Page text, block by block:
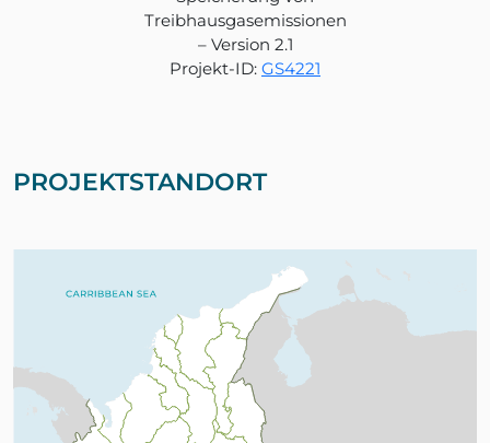
Treibhausgasemissionen
– Version 2.1
Projekt-ID: GS4221
PROJEKTSTANDORT